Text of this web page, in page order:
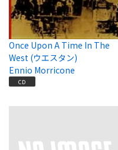
Once Upon A Time In The
West (ウエスタン)
Ennio Morricone
CD